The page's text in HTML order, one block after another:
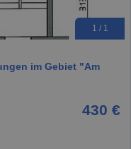
1 / 1
im Gebiet "Am
430 €